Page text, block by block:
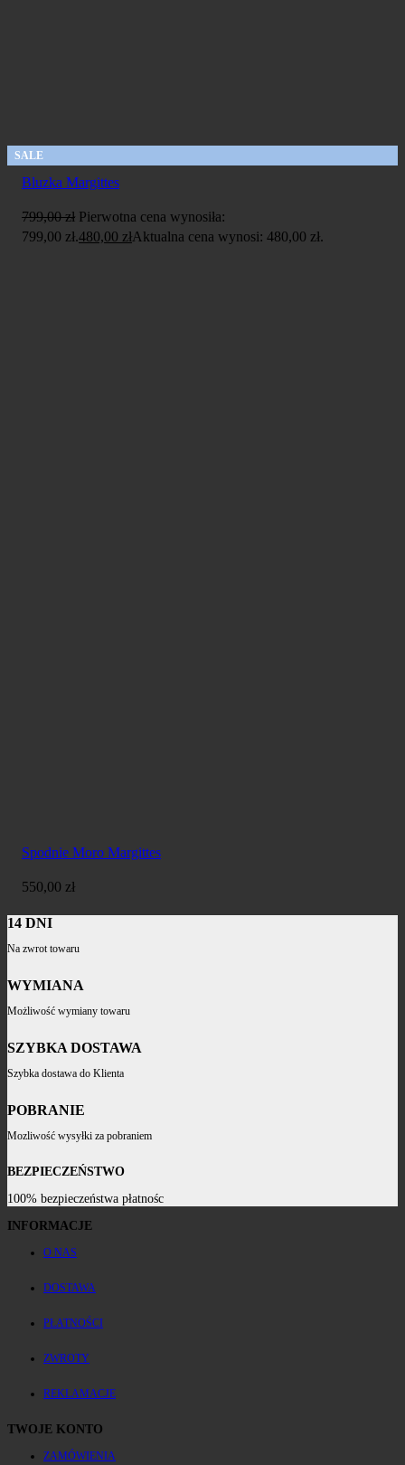
SALE
Bluzka Margittes
799,00zł Pierwotna cena wynosiła:
799,00 zł.480,00 złAktualna cena wynosi: 480,00 zł.
Spodnie Moro Margittes
550,00 zł
14 DNI
Na zwrot towaru
WYMIANA
Możliwość wymiany towaru
SZYBKA DOSTAWA
Szybka dostawa do Klienta
POBRANIE
Mozliwość wysyłki za pobraniem
BEZPIECZEŃSTWO
100% bezpieczeństwa płatnośc
INFORMACJE
O NAS
DOSTAWA
PŁATNOŚCI
ZWROTY
REKLAMACJE
TWOJE KONTO
ZAMÓWIENIA